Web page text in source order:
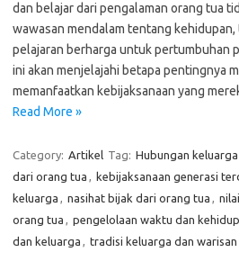
dan belajar dari pengalaman orang tua
wawasan mendalam tentang
pelajaran berharga untuk pertumbuhan
ini akan menjelajahi betapa pentingnya
memanfaatkan kebijaksanaan yang
Read More »
Category: Artikel Tag: Hubungan
dari orang tua , kebijaksanaan generasi
keluarga , nasihat bijak dari orang tua ,
orang tua , pengelolaan waktu dan
dan keluarga , tradisi keluarga dan warisan